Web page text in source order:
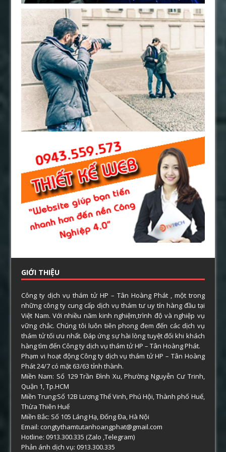
GIỚI THIỆU
Công ty dịch vụ thám tử HP – Tân Hoàng Phát , một trong
những công ty cung cấp dịch vụ thám tư uy tín hàng đầu tại
Việt Nam. Với nhiều năm kinh nghiệm,trình độ và nghiệp vụ
vững chắc. Chúng tôi luôn tiên phong đem đến các dịch vụ
thám tử tối ưu nhất. Đáp ứng sự hài lòng tuyệt đối khi khách
hàng tìm đến Công ty dịch vụ thám tử HP – Tân Hoàng Phát.
Phạm vi hoạt động Công ty dịch vụ thám tử HP – Tân Hoàng
Phát 24/7 có mặt 63/63 tỉnh thành.
Miền Nam: Số 129 Trần Đình Xu, Phường Nguyễn Cư Trinh,
Quận 1, Tp.HCM
Miền Trung:Số 12B Lương Thế Vinh, Phú Hội, Thành phố Huế,
Thừa Thiên Huế
Miền Bắc: Số 105 Láng Hạ, Đống Đa, Hà Nội
Email: congtythamtutanhoangphat@gmail.com
Hotline: 0913.300.335 (Zalo ,Telegram)
Phản ánh dịch vụ: 0913.300.335